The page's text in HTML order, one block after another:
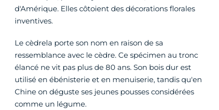
d'Amérique. Elles côtoient des décorations florales
inventives.
Le cèdrela porte son nom en raison de sa
ressemblance avec le cèdre. Ce spécimen au tronc
élancé ne vit pas plus de 80 ans. Son bois dur est
utilisé en ébénisterie et en menuiserie, tandis qu'en
Chine on déguste ses jeunes pousses considérées
comme un légume.